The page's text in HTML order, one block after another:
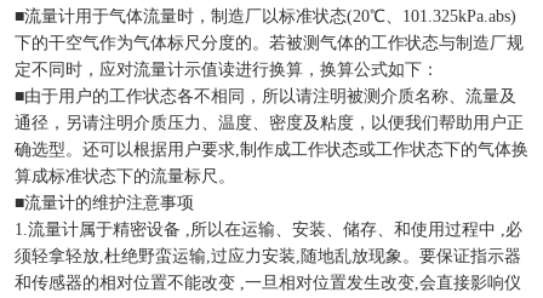
■流量计用于气体流量时，制造厂以标准状态(20℃、101.325kPa.abs)
下的干空气作为气体标尺分度的。若被测气体的工作状态与制造厂规
定不同时，应对流量计示值读进行换算，换算公式如下：
■由于用户的工作状态各不相同，所以请注明被测介质名称、流量及
通径，另请注明介质压力、温度、密度及粘度，以便我们帮助用户正
确选型。还可以根据用户要求,制作成工作状态或工作状态下的气体换
算成标准状态下的流量标尺。
■流量计的维护注意事项
1.流量计属于精密设备 ,所以在运输、安装、储存、和使用过程中 ,必
须轻拿轻放,杜绝野蛮运输,过应力安装,随地乱放现象。要保证指示器
和传感器的相对位置不能改变 ,一旦相对位置发生改变,会直接影响仪